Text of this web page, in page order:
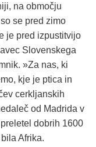
na območju
se pred zimo
je pred izpustitvijo
Slovenskega
»Za nas, ki
kje je ptica in
cerkljanskih
od Madrida v
dobrih 1600
Afrika.